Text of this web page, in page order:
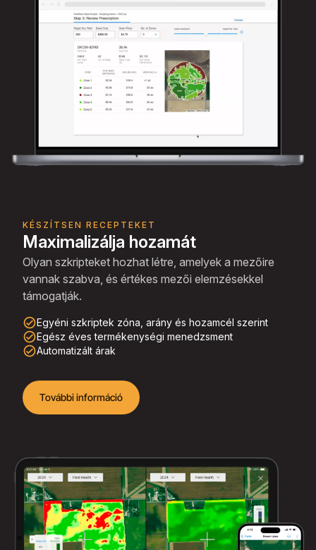
KÉSZÍTSEN RECEPTEKET
Maximalizálja hozamát
Olyan szkripteket hozhat létre, amelyek a mezőire
vannak szabva, és értékes mezői elemzésekkel
támogatják.
check_circle_outlineEgyéni szkriptek zóna, arány és hozamcél szerint
check_circle_outlineEgész éves termékenységi menedzsment
check_circle_outlineAutomatizált árak
További információ